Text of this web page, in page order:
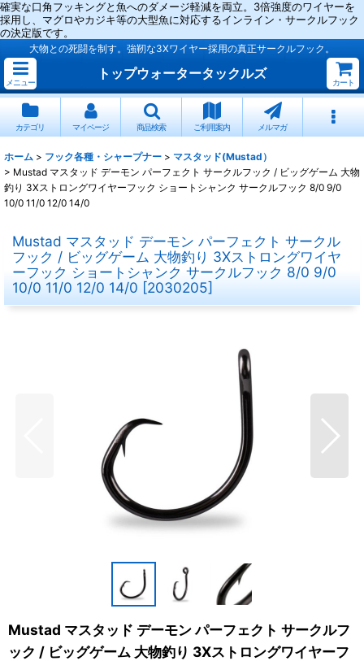
確実な口角フッキングと魚へのダメージ軽減を両立。3倍強度のワイヤーを
採用し、マグロやカジキ等の大型魚に対応するインライン・サークルフック
の決定版です。
大物との死闘を制す。強靭な3Xワイヤー採用の真正サークルフック。
メニュー
トップウォータータックルズ
カート
カテゴリ マイページ 商品検索 ご利用案内 メルマガ
ホーム > フック各種・シャープナー > マスタッド(Mustad）
> Mustad マスタッド デーモン パーフェクト サークルフック / ビッグゲーム 大物
釣り 3Xストロングワイヤーフック ショートシャンク サークルフック 8/0 9/0
10/0 11/0 12/0 14/0
Mustad マスタッド デーモン パーフェクト サークル
フック / ビッグゲーム 大物釣り 3Xストロングワイヤ
ーフック ショートシャンク サークルフック 8/0 9/0
10/0 11/0 12/0 14/0 [2030205]
Mustad マスタッド デーモン パーフェクト サークルフ
ック / ビッグゲーム 大物釣り 3Xストロングワイヤーフ